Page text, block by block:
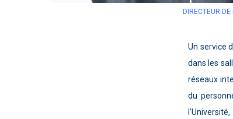
DIRECTEUR DE
Un service
dans les
réseaux
du